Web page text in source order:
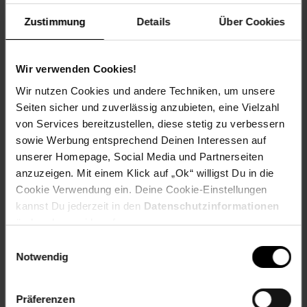
Zustimmung Details Über Cookies
Wir verwenden Cookies!
Wir nutzen Cookies und andere Techniken, um unsere
Seiten sicher und zuverlässig anzubieten, eine Vielzahl
von Services bereitzustellen, diese stetig zu verbessern
sowie Werbung entsprechend Deinen Interessen auf
unserer Homepage, Social Media und Partnerseiten
anzuzeigen. Mit einem Klick auf „Ok“ willigst Du in die
Cookie Verwendung ein. Deine Cookie-Einstellungen
kannst Du jederzeit in den Datenschutzinformationen
ändern bzw. widerrufen.
Notwendig
Präferenzen
EAN: 4260270622852
Artikel gehört zur Kategorie:
Versandinformationen
Herstellerinformationen
Fußzeile
Weitere Online-Angebote
Netto Reisen Weinwelt